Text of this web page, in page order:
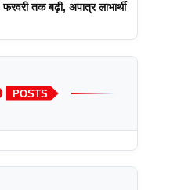
तक बढ़ी, अपात्र लाभार्थी
POSTS